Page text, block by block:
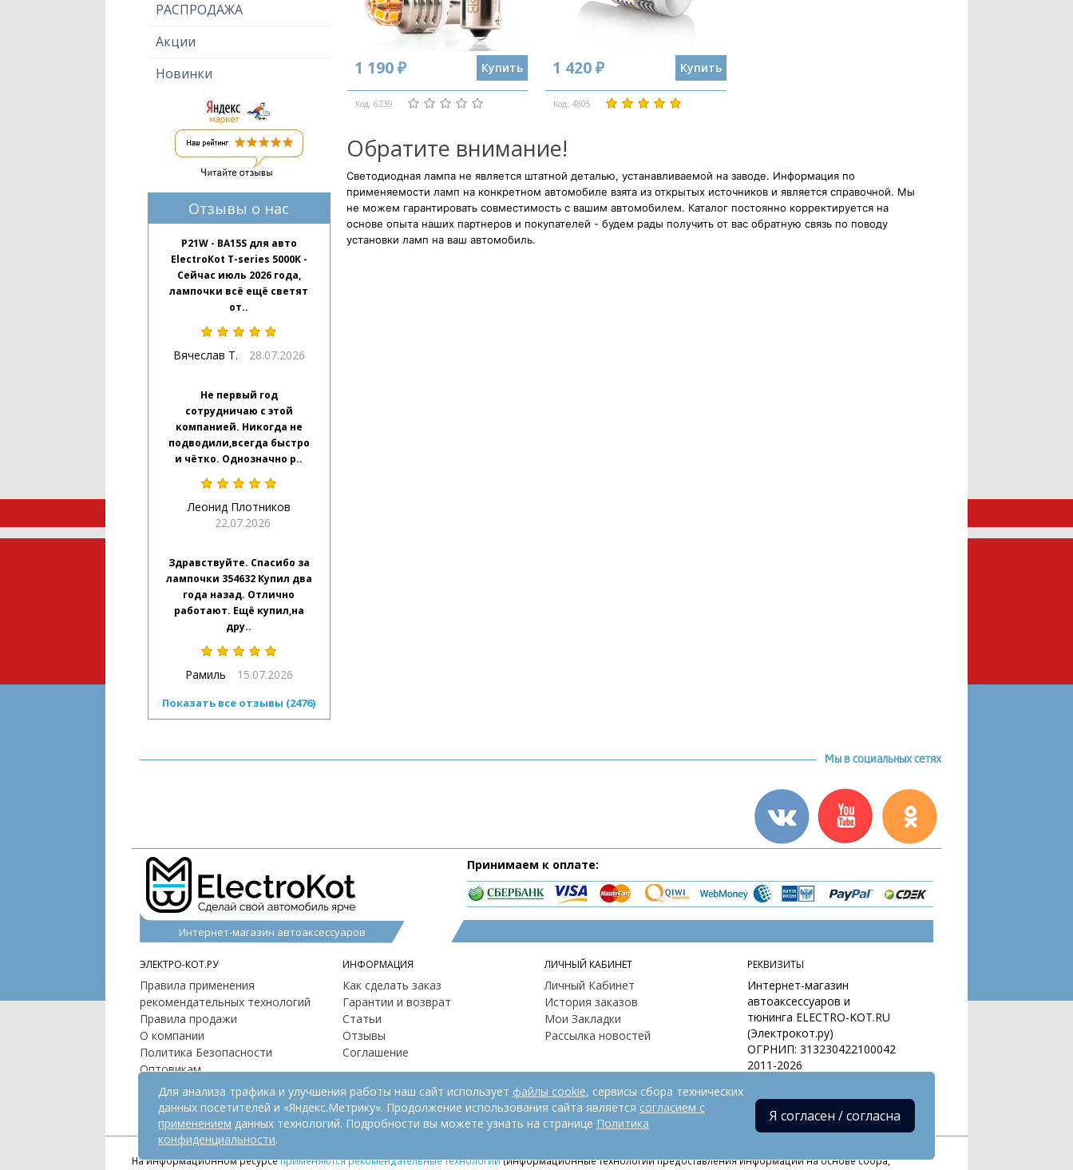
РАСПРОДАЖА
Акции
Новинки
Отзывы о нас
P21W - BA15S для авто
ElectroKot T-series 5000K -
Сейчас июль 2026 года,
лампочки всё ещё светят
от..
Вячеслав Т. 28.07.2026
Не первый год
сотрудничаю с этой
компанией. Никогда не
подводили,всегда быстро
и чётко. Однозначно р..
Леонид Плотников
22.07.2026
Здравствуйте. Спасибо за
лампочки 354632 Купил два
года назад. Отлично
работают. Ещё купил,на
дру..
Рамиль 15.07.2026
Показать все отзывы (2476)
1 190 ₽ Купить
Код: 6239
1 420 ₽ Купить
Код: 4805
Обратите внимание!
Светодиодная лампа не является штатной деталью, устанавливаемой на заводе. Информация по
применяемости ламп на конкретном автомобиле взята из открытых источников и является справочной. Мы
не можем гарантировать совместимость с вашим автомобилем. Каталог постоянно корректируется на
основе опыта наших партнеров и покупателей - будем рады получить от вас обратную связь по поводу
установки ламп на ваш автомобиль.
Мы в социальных сетях
Интернет-магазин автоаксессуаров
Принимаем к оплате:
ЭЛЕКТРО-КОТ.РУ
Правила применения
рекомендательных технологий
Правила продажи
О компании
Политика Безопасности
Оптовикам
Контакты
Карта сайта
ИНФОРМАЦИЯ
Как сделать заказ
Гарантии и возврат
Статьи
Отзывы
Соглашение
ЛИЧНЫЙ КАБИНЕТ
Личный Кабинет
История заказов
Мои Закладки
Рассылка новостей
РЕКВИЗИТЫ
Интернет-магазин
автоаксессуаров и
тюнинга ELECTRO-KOT.RU
(Электрокот.ру)
ОГРНИП: 313230422100042
2011-2026
На информационном ресурсеприменяются рекомендательные технологии(информационные технологии предоставления информации на основе сбора,
Для анализа трафика и улучшения работы наш сайт использует файлы cookie, сервисы сбора технических
данных посетителей и «Яндекс.Метрику». Продолжение использования сайта является согласием с
применением данных технологий. Подробности вы можете узнать на странице Политика
конфиденциальности.
Я согласен / согласна